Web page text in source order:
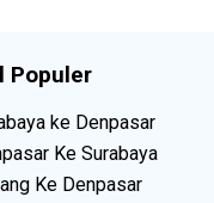
Populer
ke Denpasar
Ke Surabaya
Ke Denpasar